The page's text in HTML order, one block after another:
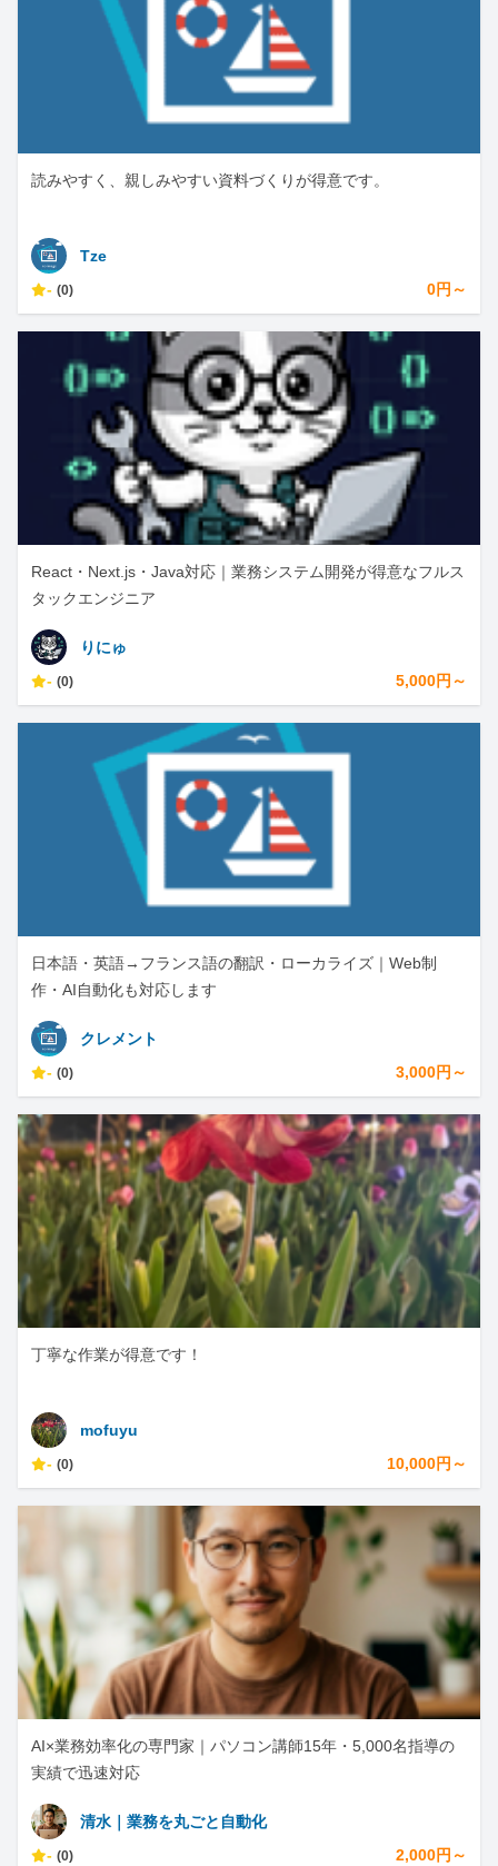
読みやすく、親しみやすい資料づくりが得意です。
Tze
- (0) 0円～
React・Next.js・Java対応｜業務システム開発が得意なフルス
タックエンジニア
りにゅ
- (0) 5,000円～
日本語・英語→フランス語の翻訳・ローカライズ｜Web制
作・AI自動化も対応します
クレメント
- (0) 3,000円～
丁寧な作業が得意です！
mofuyu
- (0) 10,000円～
AI×業務効率化の専門家｜パソコン講師15年・5,000名指導の
実績で迅速対応
清水｜業務を丸ごと自動化
- (0) 2,000円～